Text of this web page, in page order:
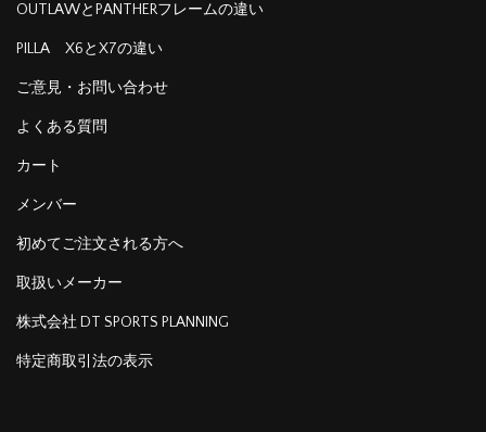
OUTLAWとPANTHERフレームの違い
PILLA X6とX7の違い
ご意見・お問い合わせ
よくある質問
カート
メンバー
初めてご注文される方へ
取扱いメーカー
株式会社 DT SPORTS PLANNING
特定商取引法の表示